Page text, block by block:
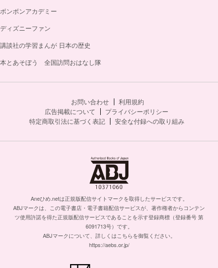
ボンボンアカデミー
ディズニーファン
講談社の学習まんが 日本の歴史
本とあそぼう 全国訪問おはなし隊
お問い合わせ
利用規約
広告掲載について
プライバシーポリシー
特定商取引法に基づく表記
安全な付録への取り組み
Aneひめ.netは正規版配信サイトマークを取得したサービスです。
ABJマークは、この電子書店・電子書籍配信サービスが、著作権者からコンテン
ツ使用許諾を得た正規版配信サービスであることを示す登録商標（登録番号 第
6091713号）です。
ABJマークについて、詳しくはこちらを御覧ください。
https://aebs.or.jp/